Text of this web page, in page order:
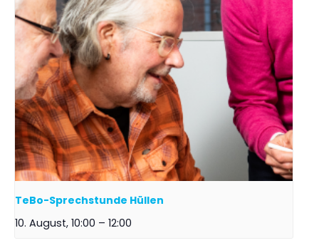
TeBo-Sprechstunde Hüllen
10. August, 10:00 – 12:00